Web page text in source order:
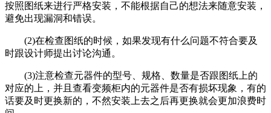
按照图纸来进行严格安装，不能根据自己的想法来随意安装，
避免出现漏洞和错误。
(2)在检查图纸的时候，如果发现有什么问题不符合要及
时跟设计师提出讨论沟通。
(3)注意检查元器件的型号、规格、数量是否跟图纸上的
对应的上，并且查看变频柜内的元器件是否有损坏现象，有的
话要及时更换新的，不然安装上去之后再更换就会更加浪费时